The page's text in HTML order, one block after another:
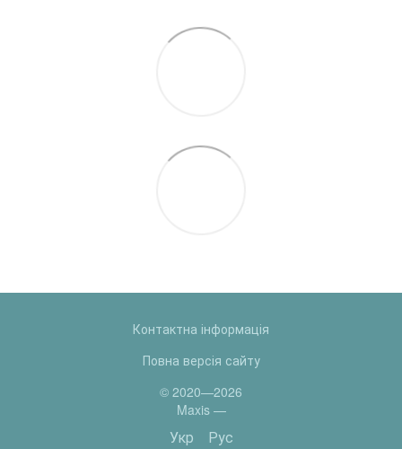
Контактна інформація
Повна версія сайту
© 2020—2026
Maxis —
Укр Рус